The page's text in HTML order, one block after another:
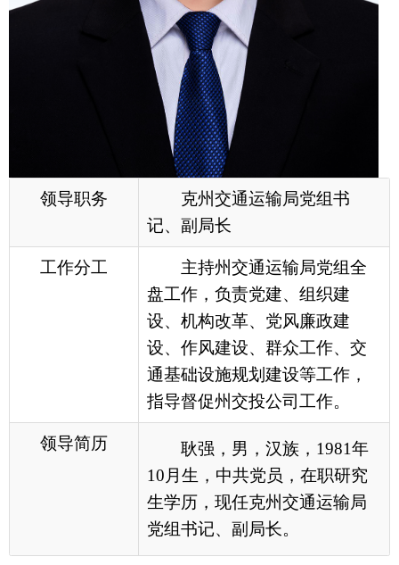
克州交通运输局党组书
记、副局长
主持州交通运输局党组全
盘工作，负责党建、组织建
设、机构改革、党风廉政建
设、作风建设、群众工作、交
通基础设施规划建设等工作，
指导督促州交投公司工作。
领导简历
耿强，男，汉族，1981年
10月生，中共党员，在职研究
生学历，现任克州交通运输局
党组书记、副局长。
各县（市）网站 媒体
区政府部门
国家部委局